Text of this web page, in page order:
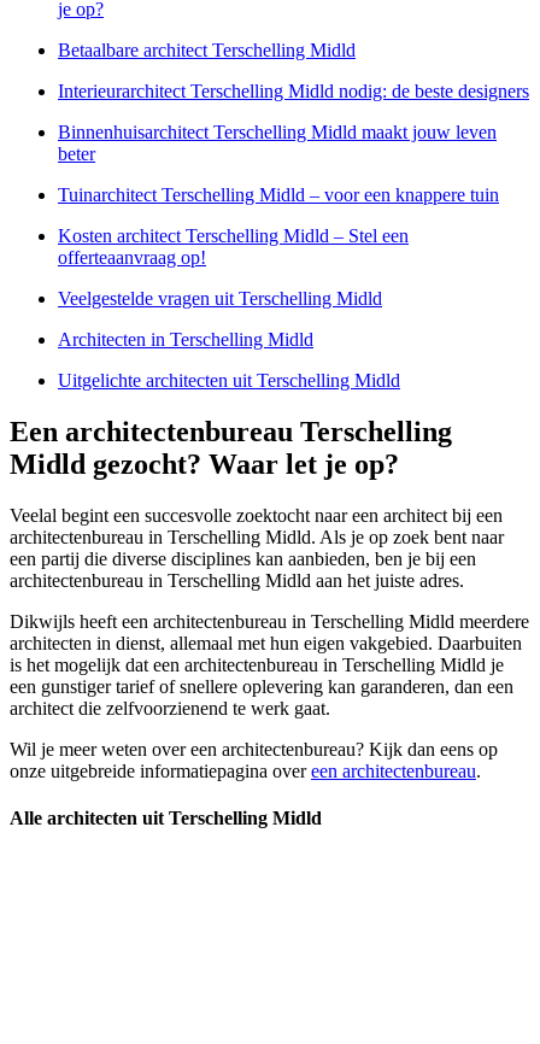
je op?
Betaalbare architect Terschelling Midld
Interieurarchitect Terschelling Midld nodig: de beste designers
Binnenhuisarchitect Terschelling Midld maakt jouw leven
beter
Tuinarchitect Terschelling Midld – voor een knappere tuin
Kosten architect Terschelling Midld – Stel een
offerteaanvraag op!
Veelgestelde vragen uit Terschelling Midld
Architecten in Terschelling Midld
Uitgelichte architecten uit Terschelling Midld
Een architectenbureau Terschelling
Midld gezocht? Waar let je op?
Veelal begint een succesvolle zoektocht naar een architect bij een
architectenbureau in Terschelling Midld. Als je op zoek bent naar
een partij die diverse disciplines kan aanbieden, ben je bij een
architectenbureau in Terschelling Midld aan het juiste adres.
Dikwijls heeft een architectenbureau in Terschelling Midld meerdere
architecten in dienst, allemaal met hun eigen vakgebied. Daarbuiten
is het mogelijk dat een architectenbureau in Terschelling Midld je
een gunstiger tarief of snellere oplevering kan garanderen, dan een
architect die zelfvoorzienend te werk gaat.
Wil je meer weten over een architectenbureau? Kijk dan eens op
onze uitgebreide informatiepagina overeen architectenbureau.
Alle architecten uit Terschelling Midld